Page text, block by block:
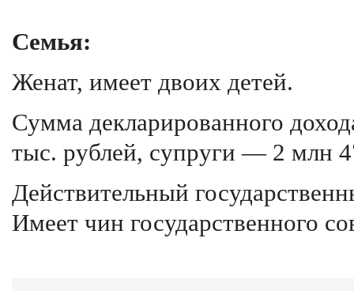
Семья:
Женат, имеет двоих детей.
Сумма декларированного
тыс. рублей, супруги — 2 млн
Действительный
Имеет чин государственного